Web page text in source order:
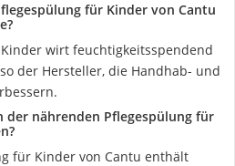
für Kinder von Cantu
wirt feuchtigkeitsspendend
der Hersteller, die Handhab- und
der nährenden Pflegespülung für
für Kinder von Cantu enthält